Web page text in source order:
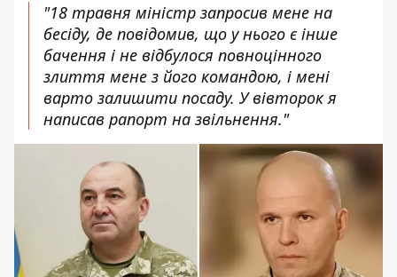
"18 травня міністр запросив мене на
бесіду, де повідомив, що у нього є інше
бачення і не відбулося повноцінного
злиття мене з його командою, і мені
варто залишити посаду. У вівторок я
написав рапорт на звільнення."